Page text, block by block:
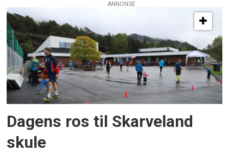
ANNONSE
Dagens ros til Skarveland
skule